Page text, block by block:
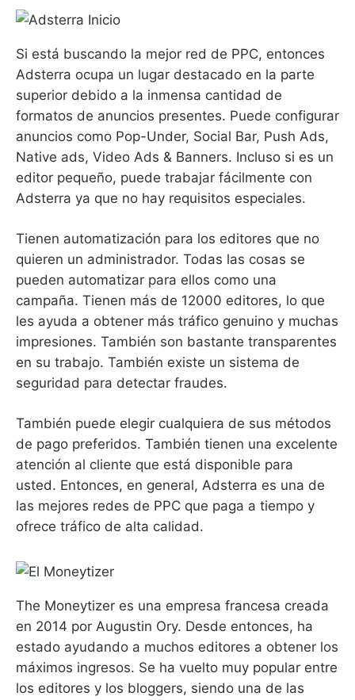
Si está buscando la mejor red de PPC, entonces
Adsterra ocupa un lugar destacado en la parte
superior debido a la inmensa cantidad de
formatos de anuncios presentes. Puede configurar
anuncios como Pop-Under, Social Bar, Push Ads,
Native ads, Video Ads & Banners. Incluso si es un
editor pequeño, puede trabajar fácilmente con
Adsterra ya que no hay requisitos especiales.
Tienen automatización para los editores que no
quieren un administrador. Todas las cosas se
pueden automatizar para ellos como una
campaña. Tienen más de 12000 editores, lo que
les ayuda a obtener más tráfico genuino y muchas
impresiones. También son bastante transparentes
en su trabajo. También existe un sistema de
seguridad para detectar fraudes.
También puede elegir cualquiera de sus métodos
de pago preferidos. También tienen una excelente
atención al cliente que está disponible para
usted. Entonces, en general, Adsterra es una de
las mejores redes de PPC que paga a tiempo y
ofrece tráfico de alta calidad.
The Moneytizer es una empresa francesa creada
en 2014 por Augustin Ory. Desde entonces, ha
estado ayudando a muchos editores a obtener los
máximos ingresos. Se ha vuelto muy popular entre
los editores y los bloggers, siendo una de las